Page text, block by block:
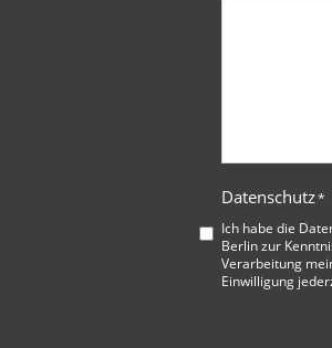
Datenschutz*
Ich habe die
Berlinzur
Verarbeitung
Einwilligung